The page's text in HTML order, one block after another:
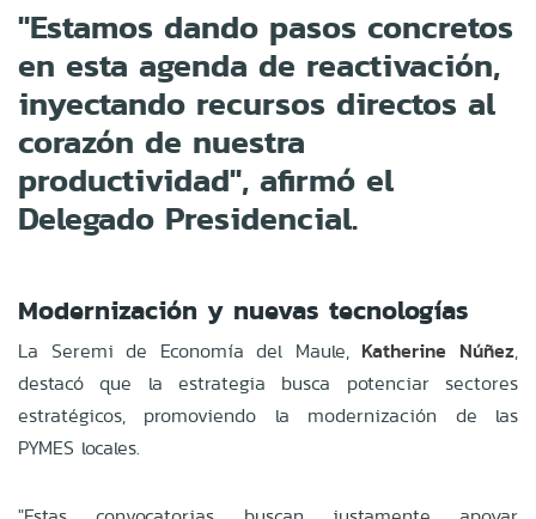
"Estamos dando pasos concretos
en esta agenda de reactivación,
inyectando recursos directos al
corazón de nuestra
productividad", afirmó el
Delegado Presidencial.
Modernización y nuevas tecnologías
La Seremi de Economía del Maule, Katherine Núñez,
destacó que la estrategia busca potenciar sectores
estratégicos, promoviendo la modernización de las
PYMES locales.